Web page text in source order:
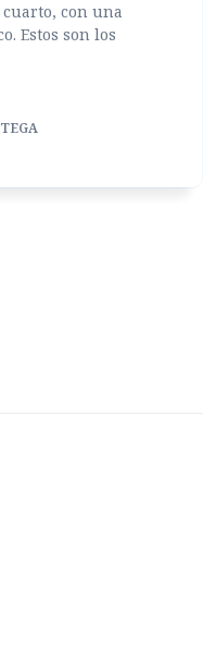
con una
Estos son los